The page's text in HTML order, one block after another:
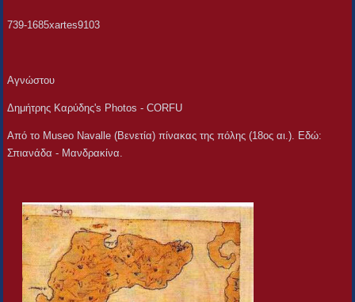
739-1685xartes9103
Αγνώστου
Δημήτρης Καρύδης's Photos - CORFU
Από το Museo Navalle (Βενετία) πίνακας της πόλης (18ος αι.). Εδώ:
Σπιανάδα - Μανδρακίνα.